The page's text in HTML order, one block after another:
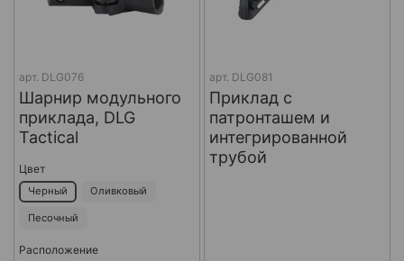
арт. DLG076
Шарнир модульного
приклада, DLG
Tactical
Цвет
Черный Оливковый
Песочный
Расположение
арт. DLG081
Приклад с
патронташем и
интегрированной
трубой